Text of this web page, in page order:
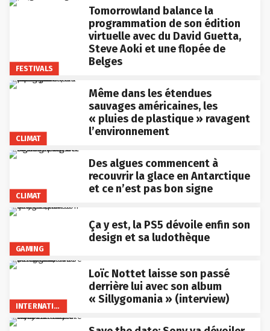
FESTIVALS
Tomorrowland balance la
programmation de son édition
virtuelle avec du David Guetta,
Steve Aoki et une flopée de
Belges
CLIMAT
Même dans les étendues
sauvages américaines, les
« pluies de plastique » ravagent
l’environnement
CLIMAT
Des algues commencent à
recouvrir la glace en Antarctique
et ce n’est pas bon signe
GAMING
Ça y est, la PS5 dévoile enfin son
design et sa ludothèque
INTERNATIONAL
Loïc Nottet laisse son passé
derrière lui avec son album
« Sillygomania » (interview)